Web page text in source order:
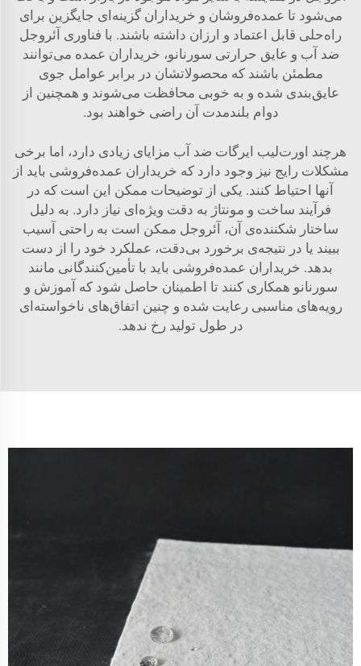
می‌شود تا عمده‌فروشان و خریداران گزینه‌ای جایگزین برای
راه‌حلی قابل اعتماد و ارزان داشته باشند. با فناوری آئروجل
ضد آب و عایق حرارتی سورنانو، خریداران عمده می‌توانند
مطمئن باشند که محصولاتشان در برابر عوامل جوی
عایق‌بندی شده و به خوبی محافظت می‌شوند و همچنین از
دوام بلندمدت آن راضی خواهند بود.
هرچند اورت‌لیب ایرگات ضد آب مزایای زیادی دارد، اما برخی
مشکلات رایج نیز وجود دارد که خریداران عمده‌فروشی باید از
آنها احتیاط کنند. یکی از توضیحات ممکن این است که در
فرآیند ساخت و مونتاژ به دقت ویژه‌ای نیاز دارد. به دلیل
ساختار شکننده‌ی آن، آئروجل ممکن است به راحتی آسیب
ببیند یا در نتیجه‌ی برخورد بی‌دقت، عملکرد خود را از دست
بدهد. خریداران عمده‌فروشی باید با تأمین‌کنندگانی مانند
سورنانو همکاری کنند تا اطمینان حاصل شود که آموزش و
رویه‌های مناسبی رعایت شده و چنین اتفاق‌های ناخواسته‌ای
در طول تولید رخ ندهد.